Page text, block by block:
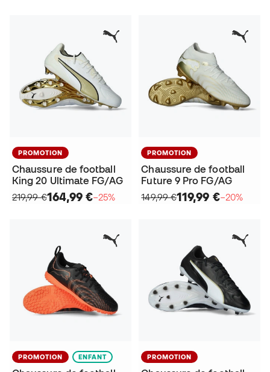
PROMOTION
Chaussure de football
King 20 Ultimate FG/AG
219,99 €164,99 €−25%
PROMOTION
Chaussure de football
Future 9 Pro FG/AG
149,99 €119,99 €−20%
PROMOTION ENFANT PROMOTION